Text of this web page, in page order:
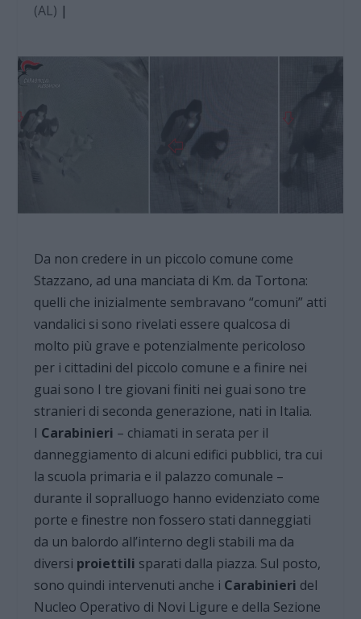
(AL) |
Da non credere in un piccolo comune come
Stazzano, ad una manciata di Km. da Tortona:
quelli che inizialmente sembravano “comuni” atti
vandalici si sono rivelati essere qualcosa di
molto più grave e potenzialmente pericoloso
per i cittadini del piccolo comune e a finire nei
guai sono I tre giovani finiti nei guai sono tre
stranieri di seconda generazione, nati in Italia.
I Carabinieri – chiamati in serata per il
danneggiamento di alcuni edifici pubblici, tra cui
la scuola primaria e il palazzo comunale –
durante il sopralluogo hanno evidenziato come
porte e finestre non fossero stati danneggiati
da un balordo all’interno degli stabili ma da
diversi proiettili sparati dalla piazza. Sul posto,
sono quindi intervenuti anche i Carabinieri del
Nucleo Operativo di Novi Ligure e della Sezione